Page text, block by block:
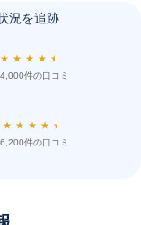
況を追跡
★ ★ ★ ★ ★
件の口コミ
★ ★ ★ ★ ★
件の口コミ